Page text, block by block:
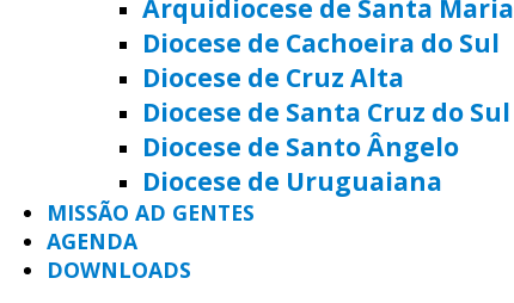
Arquidiocese de Santa Maria
Diocese de Cachoeira do Sul
Diocese de Cruz Alta
Diocese de Santa Cruz do Sul
Diocese de Santo Ângelo
Diocese de Uruguaiana
MISSÃO AD GENTES
AGENDA
DOWNLOADS